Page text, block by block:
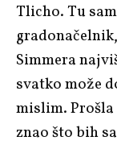
Tlicho. Tu
Simmera
svatko može
mislim.
znao što bih